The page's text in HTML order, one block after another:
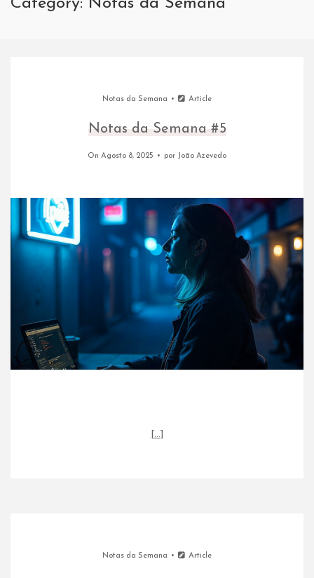
Category: Notas da Semana
Notas da Semana Article
Notas da Semana #5
On Agosto 8, 2025 por João Azevedo
[…]
Notas da Semana Article